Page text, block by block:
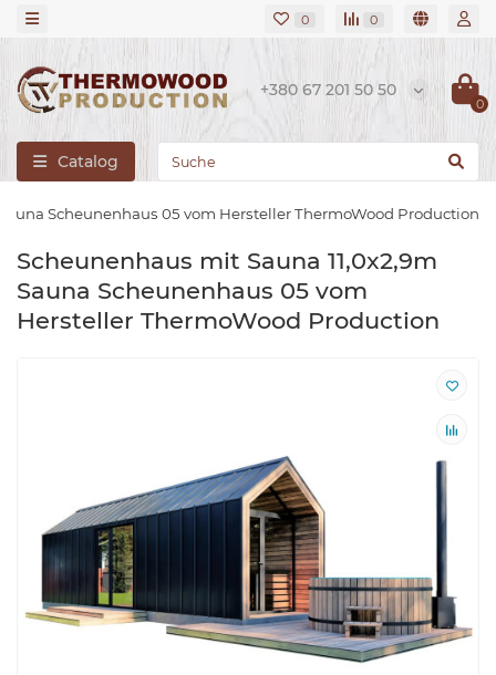
0 0
+380 67 201 50 50
0
Catalog
Scheunenhaus 05 vom Hersteller ThermoWood Production
Scheunenhaus mit Sauna 11,0x2,9m
Sauna Scheunenhaus 05 vom
Hersteller ThermoWood Production